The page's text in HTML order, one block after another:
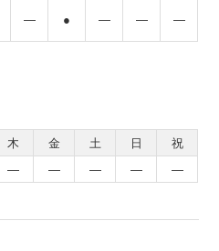
― ● ― ― ―
木 金 土 日
祝
― ― ― ― ―